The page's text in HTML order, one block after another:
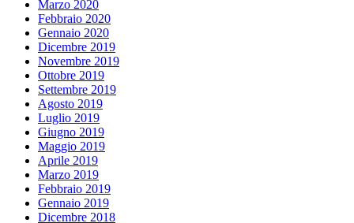
Marzo 2020
Febbraio 2020
Gennaio 2020
Dicembre 2019
Novembre 2019
Ottobre 2019
Settembre 2019
Agosto 2019
Luglio 2019
Giugno 2019
Maggio 2019
Aprile 2019
Marzo 2019
Febbraio 2019
Gennaio 2019
Dicembre 2018